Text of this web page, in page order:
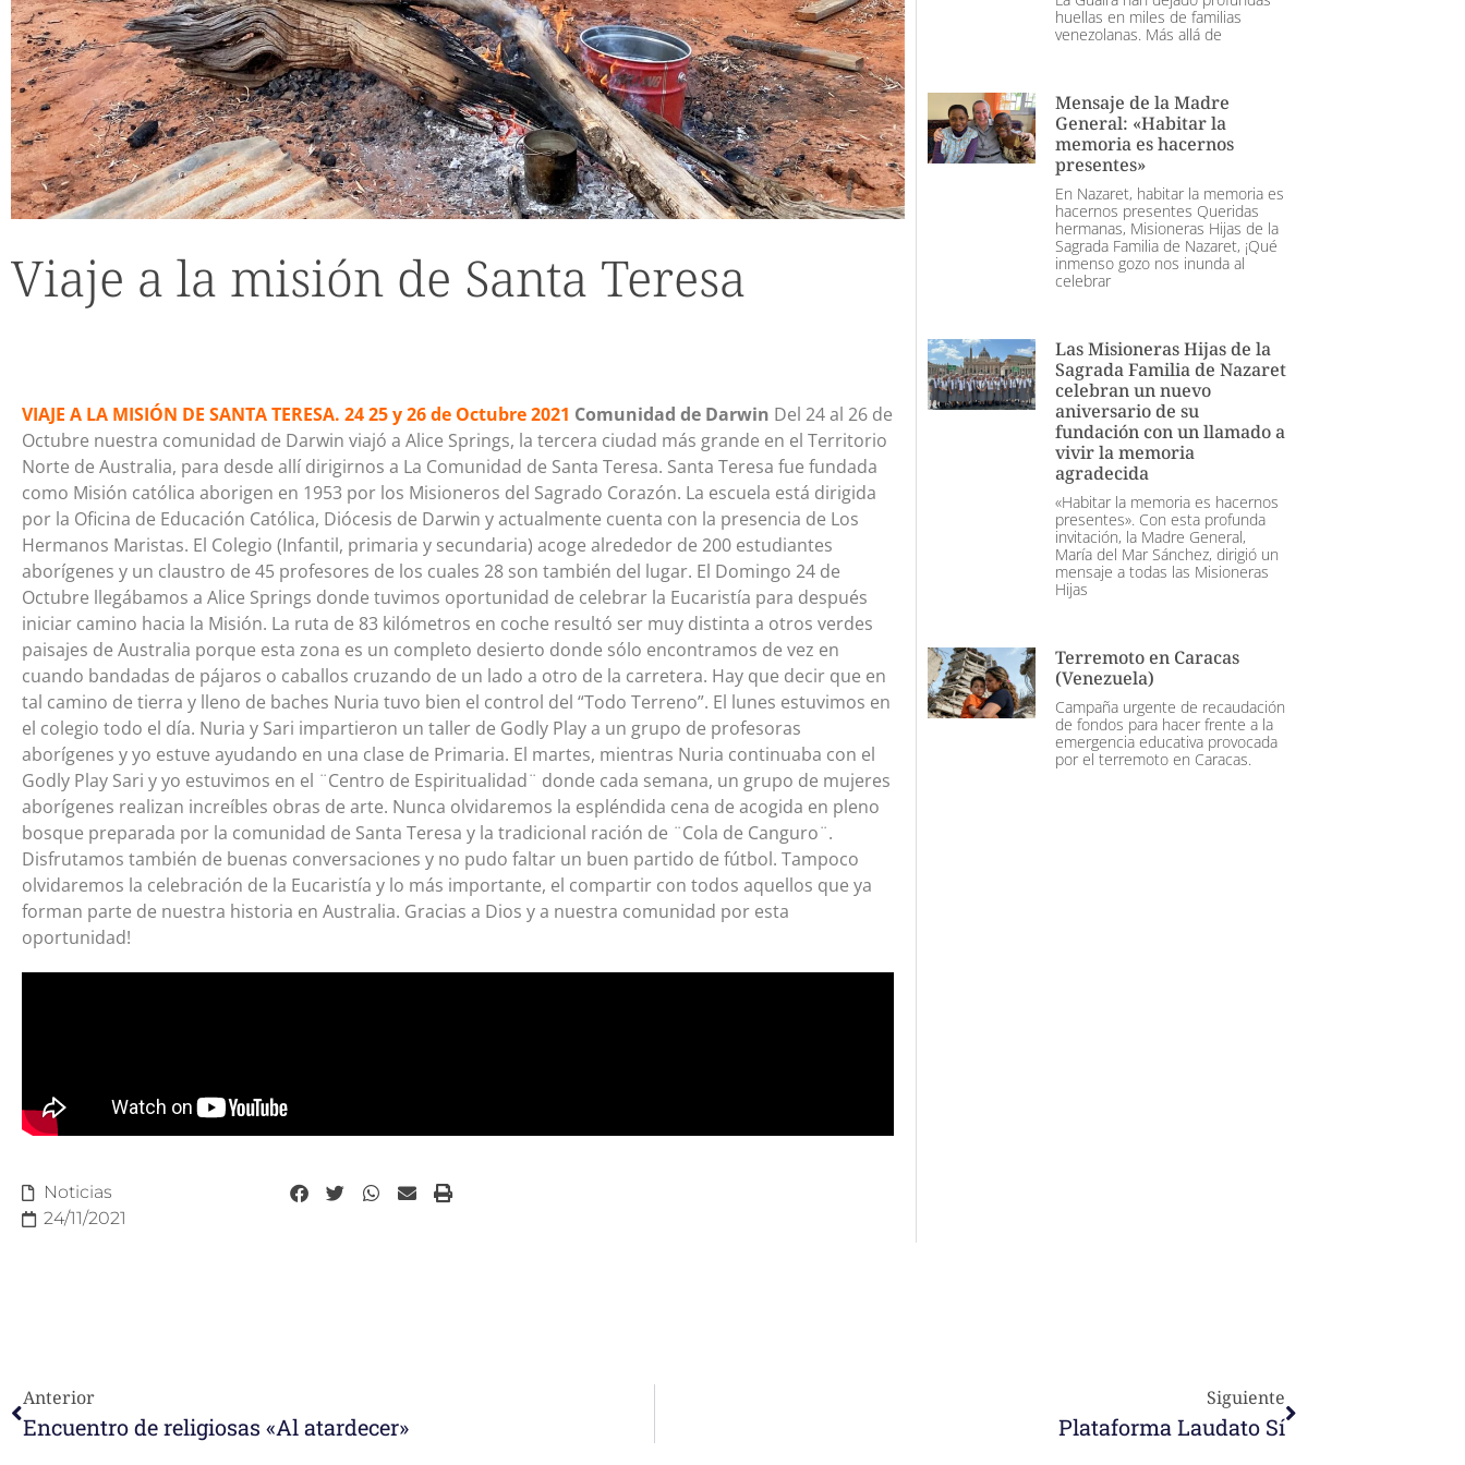
Viaje a la misión de Santa Teresa
VIAJE A LA MISIÓN DE SANTA TERESA. 24 25 y 26 de Octubre 2021 Comunidad de Darwin Del 24 al 26 de
Octubre nuestra comunidad de Darwin viajó a Alice Springs, la tercera ciudad más grande en el Territorio
Norte de Australia, para desde allí dirigirnos a La Comunidad de Santa Teresa. Santa Teresa fue fundada
como Misión católica aborigen en 1953 por los Misioneros del Sagrado Corazón. La escuela está dirigida
por la Oficina de Educación Católica, Diócesis de Darwin y actualmente cuenta con la presencia de Los
Hermanos Maristas. El Colegio (Infantil, primaria y secundaria) acoge alrededor de 200 estudiantes
aborígenes y un claustro de 45 profesores de los cuales 28 son también del lugar. El Domingo 24 de
Octubre llegábamos a Alice Springs donde tuvimos oportunidad de celebrar la Eucaristía para después
iniciar camino hacia la Misión. La ruta de 83 kilómetros en coche resultó ser muy distinta a otros verdes
paisajes de Australia porque esta zona es un completo desierto donde sólo encontramos de vez en
cuando bandadas de pájaros o caballos cruzando de un lado a otro de la carretera. Hay que decir que en
tal camino de tierra y lleno de baches Nuria tuvo bien el control del “Todo Terreno”. El lunes estuvimos en
el colegio todo el día. Nuria y Sari impartieron un taller de Godly Play a un grupo de profesoras
aborígenes y yo estuve ayudando en una clase de Primaria. El martes, mientras Nuria continuaba con el
Godly Play Sari y yo estuvimos en el ¨Centro de Espiritualidad¨ donde cada semana, un grupo de mujeres
aborígenes realizan increíbles obras de arte. Nunca olvidaremos la espléndida cena de acogida en pleno
bosque preparada por la comunidad de Santa Teresa y la tradicional ración de ¨Cola de Canguro¨.
Disfrutamos también de buenas conversaciones y no pudo faltar un buen partido de fútbol. Tampoco
olvidaremos la celebración de la Eucaristía y lo más importante, el compartir con todos aquellos que ya
forman parte de nuestra historia en Australia. Gracias a Dios y a nuestra comunidad por esta
oportunidad!
Noticias
24/11/2021
huellas en miles de familias
venezolanas. Más allá de
Mensaje de la Madre
General: «Habitar la
memoria es hacernos
presentes»
En Nazaret, habitar la memoria es
hacernos presentes Queridas
hermanas, Misioneras Hijas de la
Sagrada Familia de Nazaret, ¡Qué
inmenso gozo nos inunda al
celebrar
Las Misioneras Hijas de la
Sagrada Familia de Nazaret
celebran un nuevo
aniversario de su
fundación con un llamado a
vivir la memoria
agradecida
«Habitar la memoria es hacernos
presentes». Con esta profunda
invitación, la Madre General,
María del Mar Sánchez, dirigió un
mensaje a todas las Misioneras
Hijas
Terremoto en Caracas
(Venezuela)
Campaña urgente de recaudación
de fondos para hacer frente a la
emergencia educativa provocada
por el terremoto en Caracas.
Anterior
Encuentro de religiosas «Al atardecer»
Siguiente
Plataforma Laudato Sí